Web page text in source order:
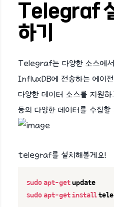
Telegraf
하기
Telegraf는 다양한 소스에
InfluxDB에 전송하는 에이전
다양한 데이터 소스를 지원
등의 다양한 데이터를 수집할
telegraf를 설치해볼게요!
sudo apt-get
sudo apt-get install